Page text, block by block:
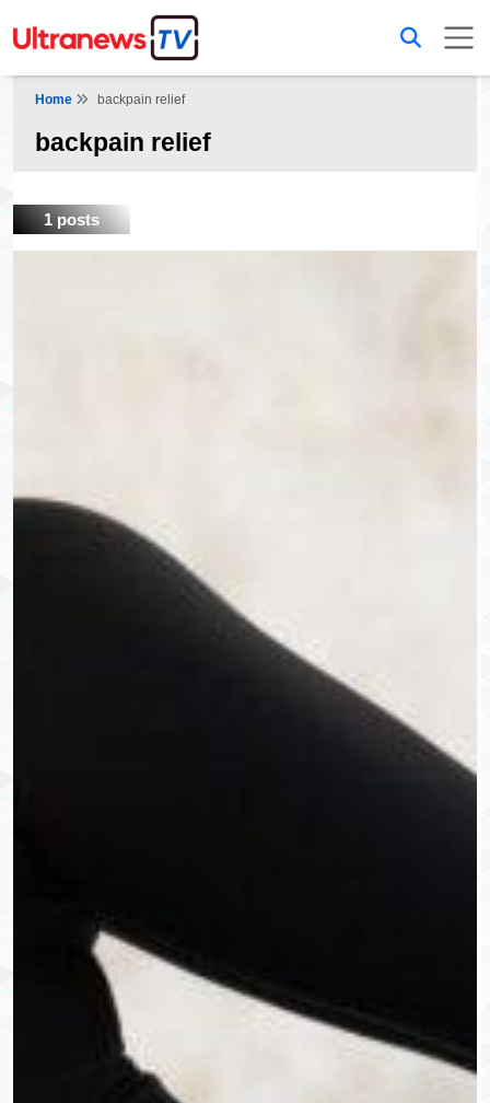
Home backpain relief
backpain relief
1 posts